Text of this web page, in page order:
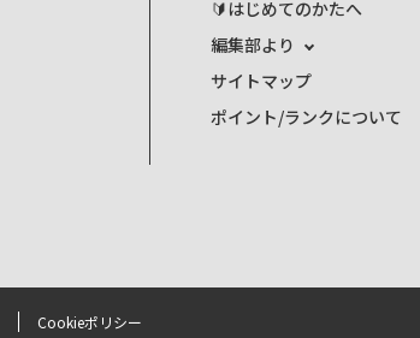
🔰はじめてのかたへ
編集部より
サイトマップ
ポイント/ランクについて
Cookieポリシー